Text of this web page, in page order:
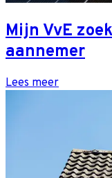
Mijn VvE
aannemer
Lees meer